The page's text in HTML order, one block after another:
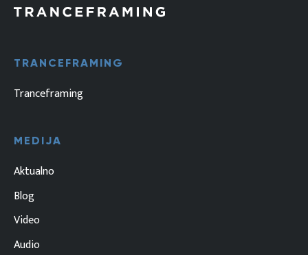
TRANCEFRAMING
Tranceframing
MEDIJA
Aktualno
Blog
Video
Audio